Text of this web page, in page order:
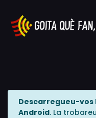
Descarregueu-vos
Android. La